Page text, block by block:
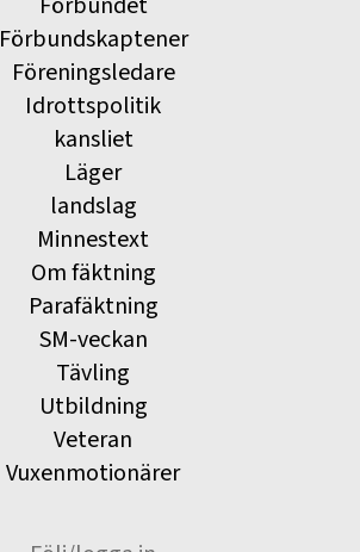
Förbundskaptener
Föreningsledare
Idrottspolitik
kansliet
Läger
landslag
Minnestext
Om fäktning
Parafäktning
SM-veckan
Tävling
Utbildning
Veteran
Vuxenmotionärer